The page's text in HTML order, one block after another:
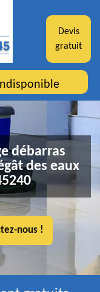
Devis
gratuit
débarras
des eaux
nous !